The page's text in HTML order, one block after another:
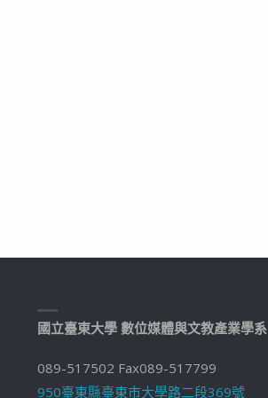
國立臺東大學 數位媒體與文教產業學系
089-517502 Fax089-517799
950臺東縣臺東市大學路二段369號